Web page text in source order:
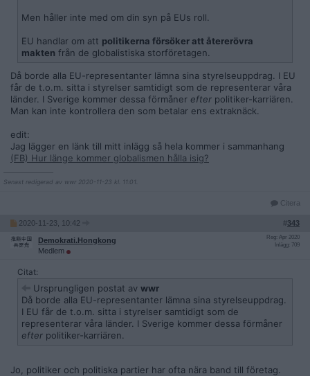
Men håller inte med om din syn på EUs roll.
EU handlar om att politikerna försöker att återerövra
makten från de globalistiska storföretagen.
Då borde alla EU-representanter lämna sina styrelseuppdrag. I EU
får de t.o.m. sitta i styrelser samtidigt som de representerar våra
länder. I Sverige kommer dessa förmåner efter politiker-karriären.
Man kan inte kontrollera den som betalar ens extraknäck.
edit:
Jag lägger en länk till mitt inlägg så hela kommer i sammanhang
(FB) Hur länge kommer globalismen hålla isig?
Senast redigerad av wwr 2020-11-23 kl. 11:01.
Citera
2020-11-23, 10:42 #343
Demokrati.Hongkong
Medlem
Reg: Apr 2020
Inlägg: 709
Citat:
Ursprungligen postat av wwr
Då borde alla EU-representanter lämna sina styrelseuppdrag.
I EU får de t.o.m. sitta i styrelser samtidigt som de
representerar våra länder. I Sverige kommer dessa förmåner
efter politiker-karriären.
Jo, politiker och politiska partier har ofta nära band till företag.